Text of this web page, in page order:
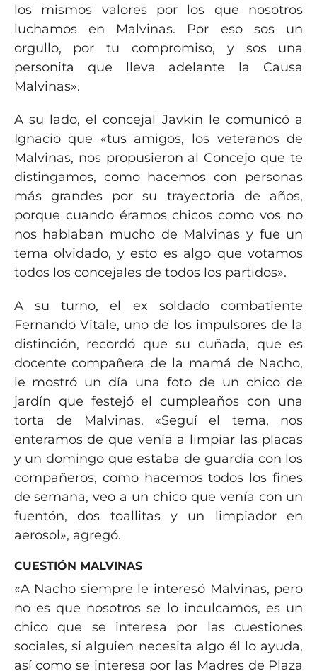
los mismos valores por los que nosotros
luchamos en Malvinas. Por eso sos un
orgullo, por tu compromiso, y sos una
personita que lleva adelante la Causa
Malvinas».
A su lado, el concejal Javkin le comunicó a
Ignacio que «tus amigos, los veteranos de
Malvinas, nos propusieron al Concejo que te
distingamos, como hacemos con personas
más grandes por su trayectoria de años,
porque cuando éramos chicos como vos no
nos hablaban mucho de Malvinas y fue un
tema olvidado, y esto es algo que votamos
todos los concejales de todos los partidos».
A su turno, el ex soldado combatiente
Fernando Vitale, uno de los impulsores de la
distinción, recordó que su cuñada, que es
docente compañera de la mamá de Nacho,
le mostró un día una foto de un chico de
jardín que festejó el cumpleaños con una
torta de Malvinas. «Seguí el tema, nos
enteramos de que venía a limpiar las placas
y un domingo que estaba de guardia con los
compañeros, como hacemos todos los fines
de semana, veo a un chico que venía con un
fuentón, dos toallitas y un limpiador en
aerosol», agregó.
CUESTIÓN MALVINAS
«A Nacho siempre le interesó Malvinas, pero
no es que nosotros se lo inculcamos, es un
chico que se interesa por las cuestiones
sociales, si alguien necesita algo él lo ayuda,
así como se interesa por las Madres de Plaza